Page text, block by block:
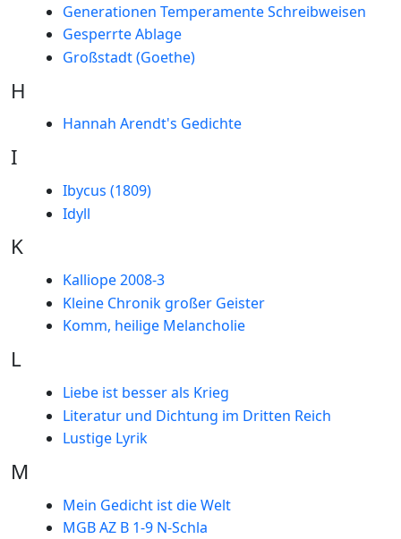
Generationen Temperamente Schreibweisen
Gesperrte Ablage
Großstadt (Goethe)
H
Hannah Arendt's Gedichte
I
Ibycus (1809)
Idyll
K
Kalliope 2008-3
Kleine Chronik großer Geister
Komm, heilige Melancholie
L
Liebe ist besser als Krieg
Literatur und Dichtung im Dritten Reich
Lustige Lyrik
M
Mein Gedicht ist die Welt
MGB AZ B 1-9 N-Schla